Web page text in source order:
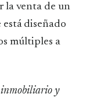
la venta de un
está diseñado
múltiples a
inmobiliario y